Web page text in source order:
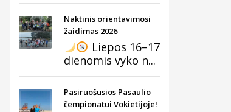
Naktinis orientavimosi
žaidimas 2026
Liepos 16–17
dienomis vyko n...
Pasiruošusios Pasaulio
čempionatui Vokietijoje!